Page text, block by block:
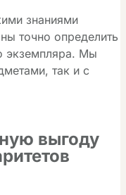
знаниями
точно определить
экземпляра. Мы
так и с
выгоду